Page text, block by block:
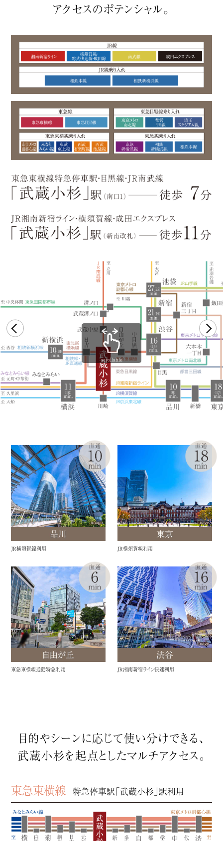
アクセスのポテンシャル。
scrollable
ＪＲ横須賀線利用 ＪＲ横須賀線利用
東急東横線通勤特急利用 ＪＲ湘南新宿ライン快速利用
目的やシーンに応じて使い分けできる、
武蔵小杉を起点としたマルチアクセス。
東急東横線 特急停車駅「武蔵小杉」駅利用